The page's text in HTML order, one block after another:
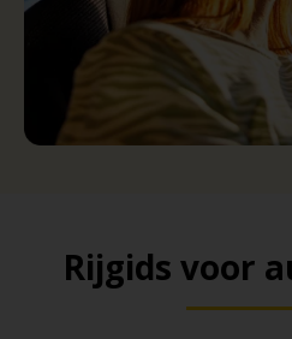
Rijgids voor